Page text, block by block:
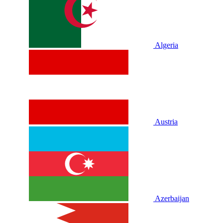
Algeria
Austria
Azerbaijan